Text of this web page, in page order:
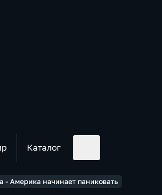
Каталог
- Америка начинает паниковать